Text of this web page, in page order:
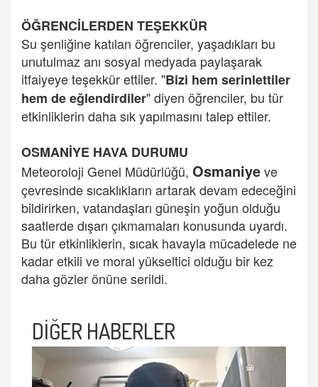
ÖĞRENCİLERDEN TEŞEKKÜR
Su şenliğine katılan öğrenciler, yaşadıkları bu
unutulmaz anı sosyal medyada paylaşarak
itfaiyeye teşekkür ettiler. "Bizi hem serinlettiler
hem de eğlendirdiler" diyen öğrenciler, bu tür
etkinliklerin daha sık yapılmasını talep ettiler.
OSMANİYE HAVA DURUMU
Meteoroloji Genel Müdürlüğü, Osmaniyeve
çevresinde sıcaklıkların artarak devam edeceğini
bildirirken, vatandaşları güneşin yoğun olduğu
saatlerde dışarı çıkmamaları konusunda uyardı.
Bu tür etkinliklerin, sıcak havayla mücadelede ne
kadar etkili ve moral yükseltici olduğu bir kez
daha gözler önüne serildi.
DİĞER HABERLER